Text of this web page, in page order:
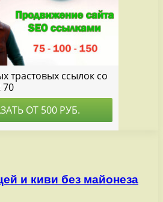
и киви без майонеза